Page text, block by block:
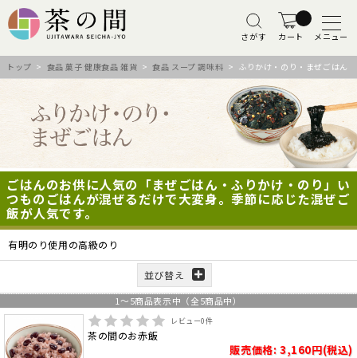
さがす カート メニュー
トップ > 食品 菓子 健康食品 雑貨 >食品 スープ 調味料 > ふりかけ・のり・まぜごはん
ごはんのお供に人気の「まぜごはん・ふりかけ・のり」い
つものごはんが混ぜるだけで大変身。季節に応じた混ぜご
飯が人気です。
有明のり使用の高級のり
並び替え
1 ～5商品表示中（全5商品中）
レビュー0件
茶の間のお赤飯
販売価格: 3,160円(税込)